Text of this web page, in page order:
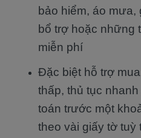
bảo hiểm, áo mưa,
bổ trợ hoặc những
miễn phí
Đặc biệt hỗ trợ
thấp, thủ tục
toán trước một
theo vài giấy tờ tuỳ